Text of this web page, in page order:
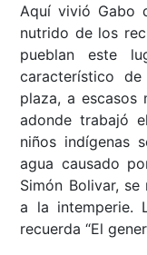
Aquí vivió Gabo
nutrido de los
pueblan este
característico
plaza, a escasos
adonde trabajó
niños indígenas
agua causado
Simón Bolivar,
a la intemperie.
recuerda “El